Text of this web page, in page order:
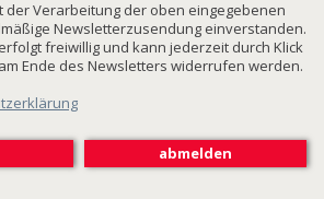
der Verarbeitung der oben eingegebenen
Newsletterzusendung einverstanden.
freiwillig und kann jederzeit durch Klick
Ende des Newsletters widerrufen werden.